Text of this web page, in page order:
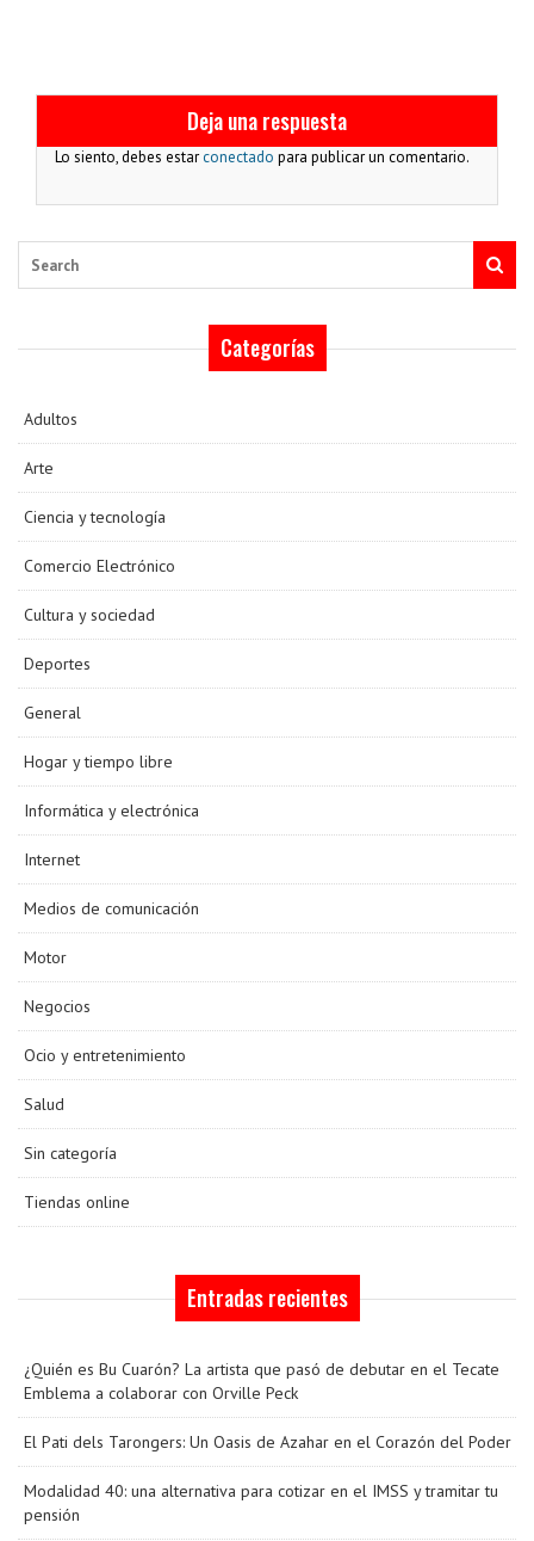
Deja una respuesta
Lo siento, debes estarconectado para publicar un comentario.
Categorías
Adultos
Arte
Ciencia y tecnología
Comercio Electrónico
Cultura y sociedad
Deportes
General
Hogar y tiempo libre
Informática y electrónica
Internet
Medios de comunicación
Motor
Negocios
Ocio y entretenimiento
Salud
Sin categoría
Tiendas online
Entradas recientes
¿Quién es Bu Cuarón? La artista que pasó de debutar en el Tecate
Emblema a colaborar con Orville Peck
El Pati dels Tarongers: Un Oasis de Azahar en el Corazón del Poder
Modalidad 40: una alternativa para cotizar en el IMSS y tramitar tu
pensión